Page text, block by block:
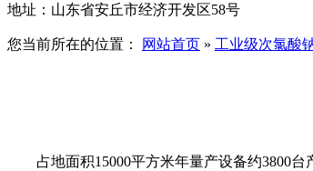
地址：山东省安丘市经济开发区58号
您当前所在的位置： 网站首页 » 工业级次氯酸
占地面积15000平方米年量产设备约3800台